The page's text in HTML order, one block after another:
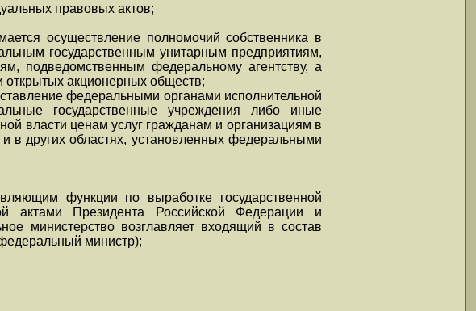
правовых актов;
осуществление полномочий собственника в
государственным унитарным предприятиям,
подведомственным федеральному агентству, а
акционерных обществ;
федеральными органами исполнительной
государственные учреждения либо иные
власти ценам услуг гражданам и организациям в
в других областях, установленных федеральными
функции по выработке государственной
актами Президента Российской Федерации и
министерство возглавляет входящий в состав
министр);